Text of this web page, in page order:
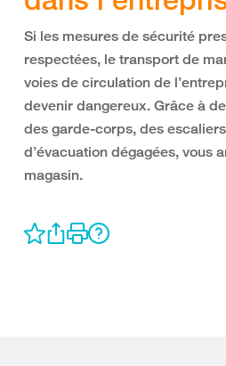
Si les mesures de sécurité
respectées, le transport de
voies de circulation de
devenir dangereux. Grâce à
des garde-corps, des
d’évacuation dégagées, vous
magasin.